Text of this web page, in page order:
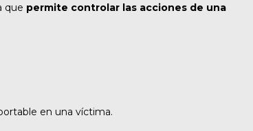
que permite controlar las acciones de una
en una víctima.